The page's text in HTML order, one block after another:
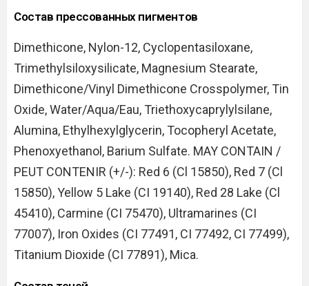
Состав прессованных пигментов
Dimethicone, Nylon-12, Cyclopentasiloxane,
Trimethylsiloxysilicate, Magnesium Stearate,
Dimethicone/Vinyl Dimethicone Crosspolymer, Tin
Oxide, Water/Aqua/Eau, Triethoxycaprylylsilane,
Alumina, Ethylhexylglycerin, Tocopheryl Acetate,
Phenoxyethanol, Barium Sulfate. MAY CONTAIN /
PEUT CONTENIR (+/-): Red 6 (Cl 15850), Red 7 (Cl
15850), Yellow 5 Lake (CI 19140), Red 28 Lake (Cl
45410), Carmine (CI 75470), Ultramarines (CI
77007), Iron Oxides (CI 77491, CI 77492, CI 77499),
Titanium Dioxide (CI 77891), Mica.